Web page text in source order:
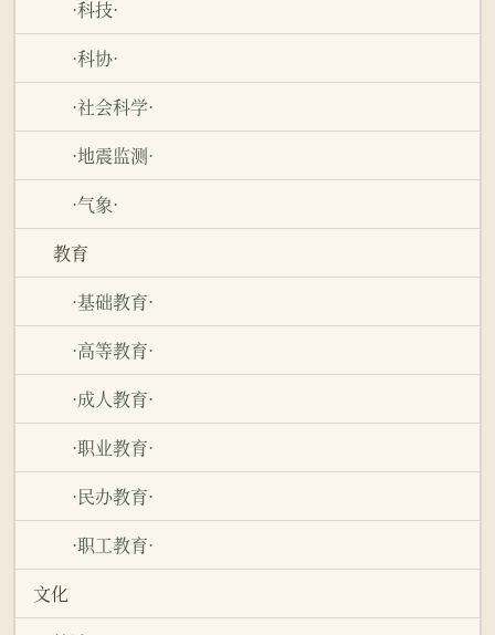
·科技·
·科协·
·社会科学·
·地震监测·
·气象·
教育
·基础教育·
·高等教育·
·成人教育·
·职业教育·
·民办教育·
·职工教育·
文化